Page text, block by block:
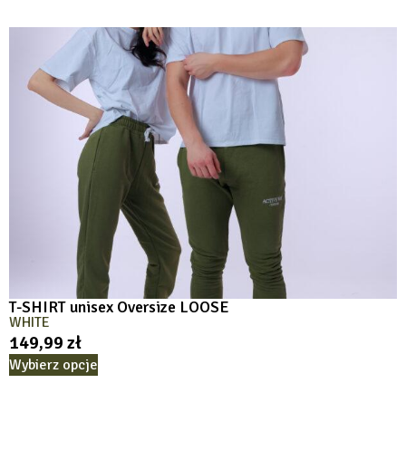
T-SHIRT unisex Oversize LOOSE
WHITE
149,99 zł
Wybierz opcje